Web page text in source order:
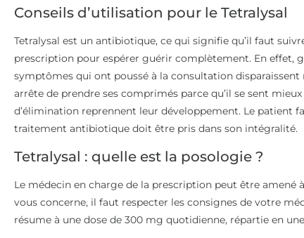
Conseils d’utilisation pour le Tetralysal
Tetralysal est un antibiotique, ce qui signifie qu’il faut
prescription pour espérer guérir complètement. En effet,
symptômes qui ont poussé à la consultation disparaissent
arrête de prendre ses comprimés parce qu’il se sent
d’élimination reprennent leur développement. Le patient
traitement antibiotique doit être pris dans son intégralité.
Tetralysal : quelle est la posologie ?
Le médecin en charge de la prescription peut être amené
vous concerne, il faut respecter les consignes de votre
résume à une dose de 300 mg quotidienne, répartie en